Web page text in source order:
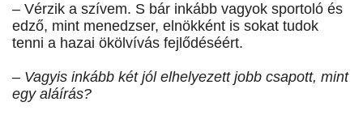
– Vérzik a szívem. S bár inkább vagyok sportoló és
edző, mint menedzser, elnökként is sokat tudok
tenni a hazai ökölvívás fejlődéséért.
– Vagyis inkább két jól elhelyezett jobb csapott, mint
egy aláírás?